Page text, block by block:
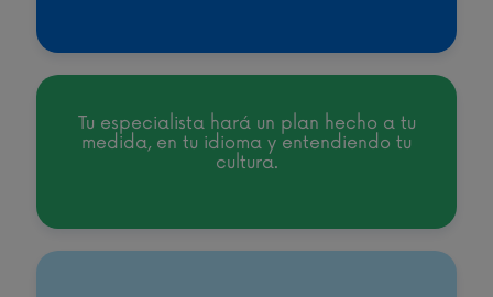
Tu especialista hará un plan hecho a tu
medida, en tu idioma y entendiendo tu
cultura.